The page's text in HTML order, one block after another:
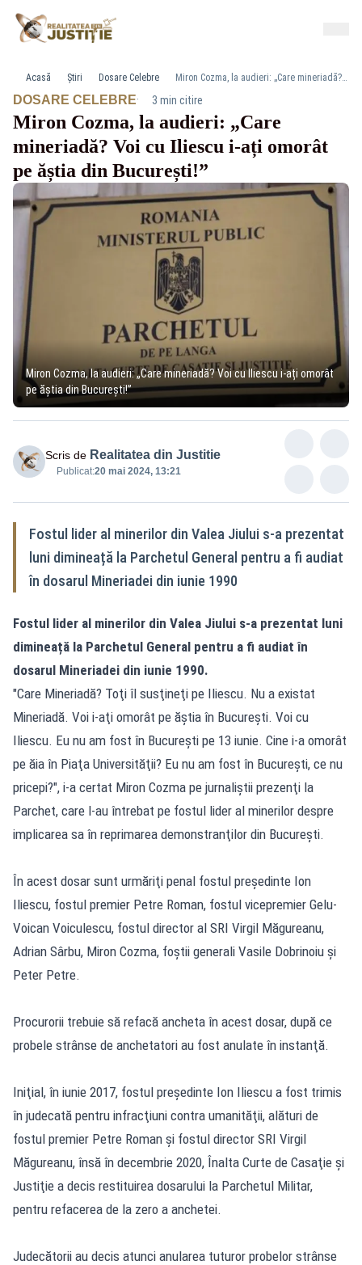
Acasă Știri Dosare Celebre Miron Cozma, la audieri: „Care mineriadă? Voi cu Iliescu i-ați omorât pe ăștia din București!”
DOSARE CELEBRE· 3 min citire
Miron Cozma, la audieri: „Care
mineriadă? Voi cu Iliescu i-ați omorât
pe ăștia din București!”
Miron Cozma, la audieri: „Care mineriadă? Voi cu Iliescu i-ați omorât
pe ăștia din București!”
Scris de Realitatea din Justitie
Publicat:20 mai 2024, 13:21
Fostul lider al minerilor din Valea Jiului s-a prezentat
luni dimineață la Parchetul General pentru a fi audiat
în dosarul Mineriadei din iunie 1990
Fostul lider al minerilor din Valea Jiului s-a prezentat luni
dimineață la Parchetul General pentru a fi audiat în
dosarul Mineriadei din iunie 1990.
"Care Mineriadă? Toţi îl susţineţi pe Iliescu. Nu a existat
Mineriadă. Voi i-aţi omorât pe ăştia în Bucureşti. Voi cu
Iliescu. Eu nu am fost în Bucureşti pe 13 iunie. Cine i-a omorât
pe ăia în Piaţa Universităţii? Eu nu am fost în Bucureşti, ce nu
pricepi?", i-a certat Miron Cozma pe jurnaliştii prezenţi la
Parchet, care l-au întrebat pe fostul lider al minerilor despre
implicarea sa în reprimarea demonstranţilor din Bucureşti.
În acest dosar sunt urmăriţi penal fostul preşedinte Ion
Iliescu, fostul premier Petre Roman, fostul vicepremier Gelu-
Voican Voiculescu, fostul director al SRI Virgil Măgureanu,
Adrian Sârbu, Miron Cozma, foştii generali Vasile Dobrinoiu şi
Peter Petre.
Procurorii trebuie să refacă ancheta în acest dosar, după ce
probele strânse de anchetatori au fost anulate în instanţă.
Iniţial, în iunie 2017, fostul preşedinte Ion Iliescu a fost trimis
în judecată pentru infracţiuni contra umanităţii, alături de
fostul premier Petre Roman şi fostul director SRI Virgil
Măgureanu, însă în decembrie 2020, Înalta Curte de Casaţie şi
Justiţie a decis restituirea dosarului la Parchetul Militar,
pentru refacerea de la zero a anchetei.
Judecătorii au decis atunci anularea tuturor probelor strânse